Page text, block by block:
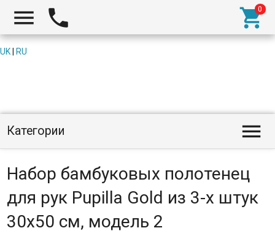
  
UK RU
Категории 
Набор бамбуковых полотенец
для рук Pupilla Gold из 3-х штук
30х50 см, модель 2